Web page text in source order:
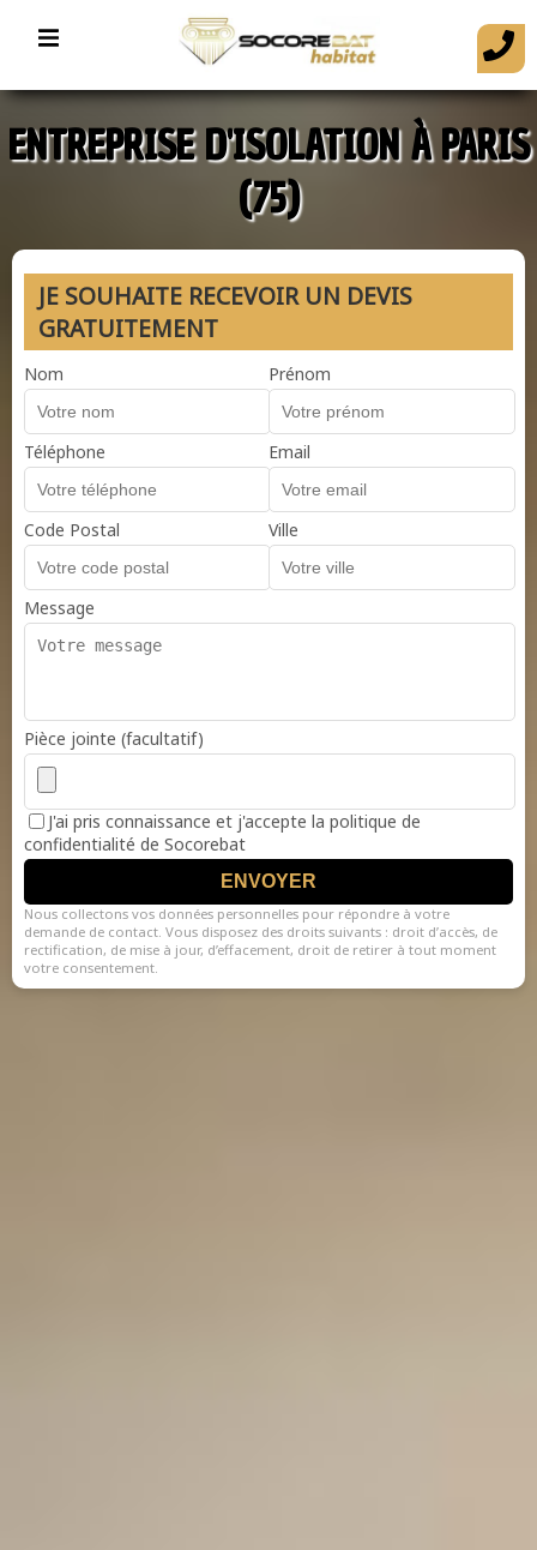
ENTREPRISE D'ISOLATION À PARIS
(75)
JE SOUHAITE RECEVOIR UN DEVIS
GRATUITEMENT
Nom Prénom
Téléphone Email
Code Postal Ville
Message
Pièce jointe (facultatif)
J'ai pris connaissance et j'accepte la politique de
confidentialité de Socorebat
ENVOYER
Nous collectons vos données personnelles pour répondre à votre
demande de contact. Vous disposez des droits suivants : droit d’accès, de
rectification, de mise à jour, d’effacement, droit de retirer à tout moment
votre consentement.